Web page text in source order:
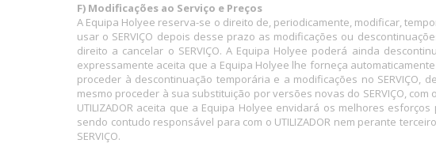
F) Modificações ao Serviço e Preços
A Equipa Holyee reserva-se o direito de, periodicamente, modificar,
usar o SERVIÇO depois desse prazo as modificações ou
direito a cancelar o SERVIÇO. A Equipa Holyee poderá ainda
expressamente aceita que a Equipa Holyee lhe forneça
proceder à descontinuação temporária e a modificações no
mesmo proceder à sua substituição por versões novas do SERVIÇO,
UTILIZADOR aceita que a Equipa Holyee envidará os melhores
sendo contudo responsável para com o UTILIZADOR nem perante
SERVIÇO.